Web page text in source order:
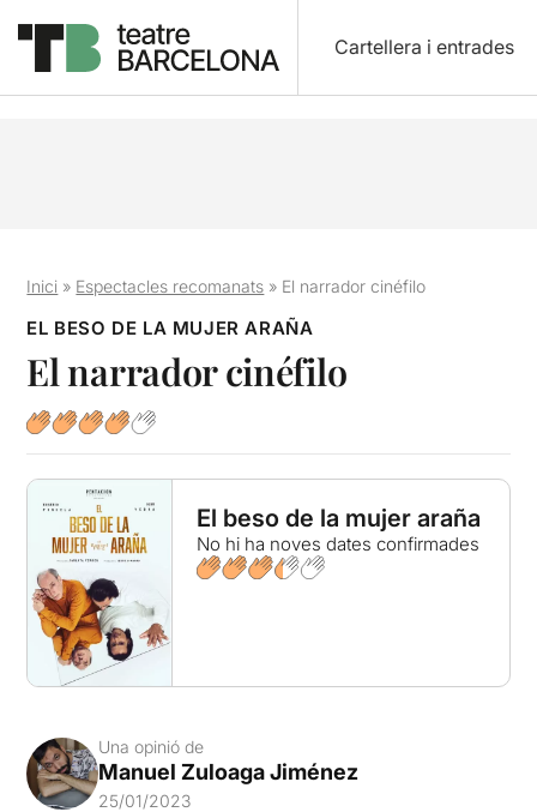
Cartellera i entrades
Inici » Espectacles recomanats » El narrador cinéfilo
EL BESO DE LA MUJER ARAÑA
El narrador cinéfilo
El beso de la mujer araña
No hi ha noves dates confirmades
Una opinió de
Manuel Zuloaga Jiménez
25/01/2023